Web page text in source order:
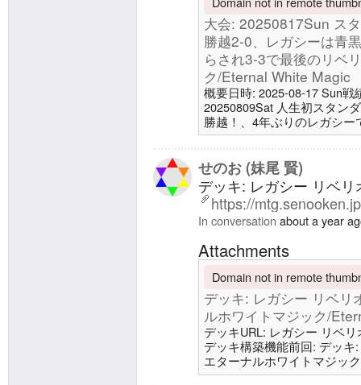
大会: 20250817Sun ス
勝越2-0、レガシーは青
らされ3-3で最後のリベ
ク/Eternal White Magic
概要日時: 2025-08-17 Sun戦
20250809Sat 人生初スタン
勝越！、4年ぶりのレガシ
ク/Eternal White MagicX: 妹
オニア神終わって、縮小予
せのお (妹尾 賢)
デッキ: レガシー リベ
https://
In conversation about a year
Attachments
Domain not in remote
デッキ: レガシー リベ
ルホワイトマジック/
デッキURL: レガシー リベ
デッキ構築機能前回: デッキ
エターナルホワイトマジッ
Name リベリオン/Rebellion